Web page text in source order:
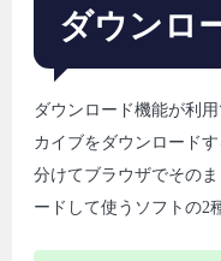
ダウンロ
ダウンロード機能が利
カイブをダウンロード
分けてブラウザでその
ードして使うソフトの2